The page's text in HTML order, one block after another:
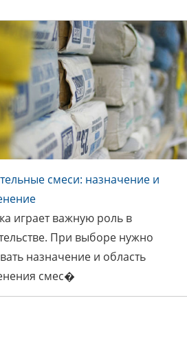
СМЕСИ:
И ПРИМЕНЕНИЕ
Блог
смеси: назначение и
играет важную роль в
При выборе нужно
назначение и область
смес�